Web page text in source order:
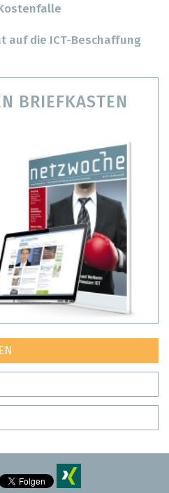
auf die ICT-Beschaffung
BRIEFKASTEN